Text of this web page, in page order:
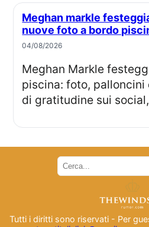
Meghan markle festeggia 45 anni con
nuove foto a bordo
04/08/2026
Meghan Markle festeggia 45 anni in
piscina: foto, palloncini
di gratitudine sui
Tutti i diritti sono riservati - Per